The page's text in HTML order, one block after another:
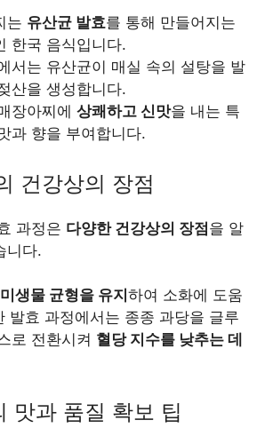
는 유산균 발효를 통해 만들어지는
한국 음식입니다.
서는 유산균이 매실 속의 설탕을 발
산을 생성합니다.
장아찌에 상쾌하고 신맛을 내는 특
과 향을 부여합니다.
건강상의 장점
과정은 다양한 건강상의 장점을 알
니다.
생물 균형을 유지 하여 소화에 도움
발효 과정에서는 종종 과당을 글루
로 전환시켜 혈당 지수를 낮추는 데
맛과 품질 확보 팁